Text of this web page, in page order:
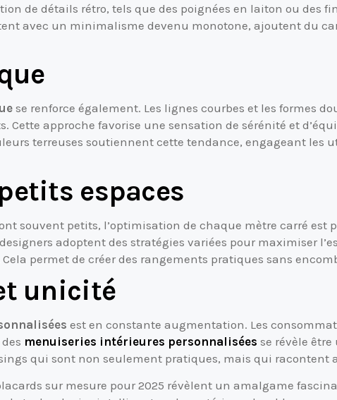
de détails rétro, tels que des poignées en laiton ou des
avec un minimalisme devenu monotone, ajoutent du
se renforce également. Les lignes courbes et les formes
approche favorise une sensation de sérénité et
terreuses soutiennent cette tendance, engageant les
espaces
souvent petits, l’optimisation de chaque mètre carré est
adoptent des stratégies variées pour maximiser
permet de créer des rangements pratiques sans
unicité
est en constante augmentation. Les
menuiseries intérieures personnalisées se révèle
qui sont non seulement pratiques, mais qui
sur mesure pour 2025 révèlent un amalgame